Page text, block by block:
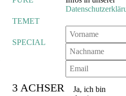
TEMET
SPECIAL
3 ACHSER
Ja, ich bin